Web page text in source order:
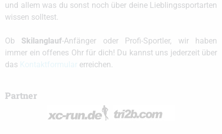
und allem was du sonst noch über deine Lieblingssportarten
wissen solltest.
Ob Skilanglauf-Anfänger oder Profi-Sportler, wir haben
immer ein offenes Ohr für dich! Du kannst uns jederzeit über
das
erreichen.
Partner